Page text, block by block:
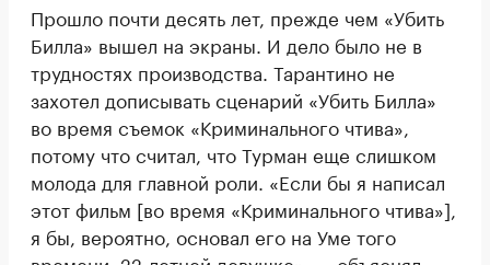
Прошло почти десять лет, прежде чем «Убить
Билла» вышел на экраны. И дело было не в
трудностях производства. Тарантино не
захотел дописывать сценарий «Убить Билла»
во время съемок «Криминального чтива»,
потому что считал, что Турман еще слишком
молода для главной роли. «Если бы я написал
этот фильм [во время «Криминального чтива»],
я бы, вероятно, основал его на Уме того